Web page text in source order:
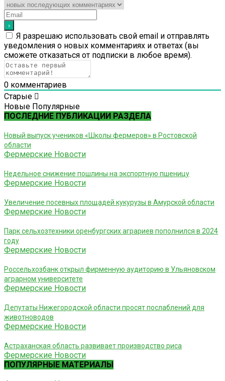
Я разрешаю использовать свой email и отправлять
уведомления о новых комментариях и ответах (вы
cможете отказаться от подписки в любое время).
0 комментариев
Старые
Новые Популярные
ПОСЛЕДНИЕ ПУБЛИКАЦИИ РАЗДЕЛА
Новый выпуск учеников «Школы фермеров» в Ростовской
области
Фермерские Новости
Недельное снижение пошлины на экспортную пшеницу
Фермерские Новости
Увеличение посевных площадей кукурузы в Амурской области
Фермерские Новости
Парк сельхозтехники оренбургских аграриев пополнился в 2024
году
Фермерские Новости
Россельхозбанк открыл фирменную аудиторию в Ульяновском
аграрном университете
Фермерские Новости
Депутаты Нижегородской области просят послаблений для
животноводов
Фермерские Новости
Астраханская область развивает производство риса
Фермерские Новости
ПОПУЛЯРНЫЕ МАТЕРИАЛЫ